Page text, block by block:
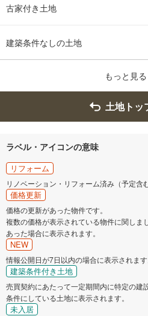
古家付き土地
建築条件なしの土地
もっと見る
土地トッ
ラベル・アイコンの意味
リフォーム
リノベーション・リフォーム済み（予定含
価格更新
価格の更新があった物件です。
複数の価格が表示されている物件に関しま
あった場合に表示されます。
NEW
情報公開日が7日以内の場合に表示されます
建築条件付き土地
売買契約にあたって一定期間内に特定の建
条件にしている土地に表示されます。
未入居